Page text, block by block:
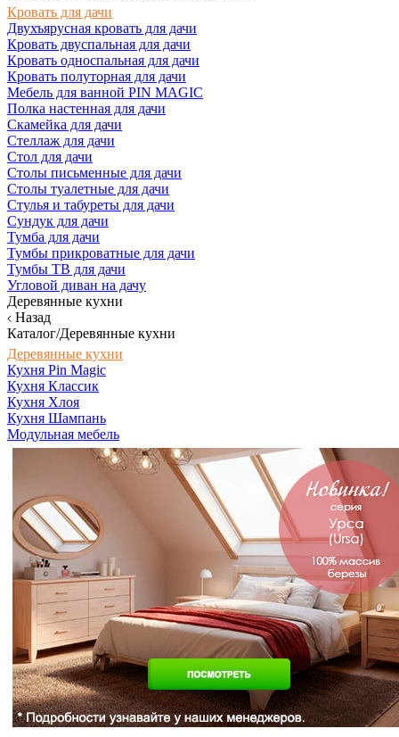
Кровать для дачи
Двухъярусная кровать для дачи
Кровать двуспальная для дачи
Кровать односпальная для дачи
Кровать полуторная для дачи
Мебель для ванной PIN MAGIC
Полка настенная для дачи
Скамейка для дачи
Стеллаж для дачи
Стол для дачи
Столы письменные для дачи
Столы туалетные для дачи
Стулья и табуреты для дачи
Сундук для дачи
Тумба для дачи
Тумбы прикроватные для дачи
Тумбы ТВ для дачи
Угловой диван на дачу
Деревянные кухни
Назад
Каталог/Деревянные кухни
Деревянные кухни
Кухня Pin Magic
Кухня Классик
Кухня Хлоя
Кухня Шампань
Модульная мебель